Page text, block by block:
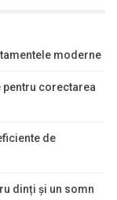
moderne
pentru corectarea
de
dinți și un somn